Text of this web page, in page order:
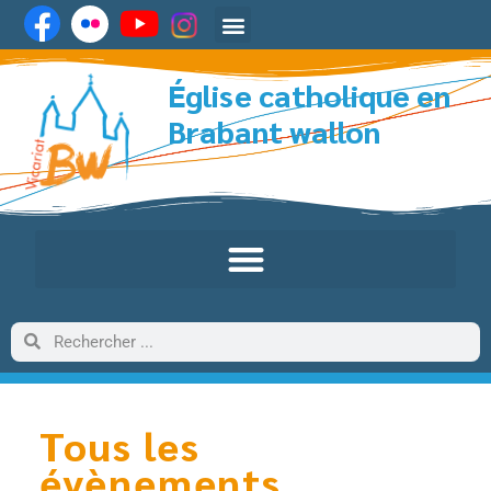
Église catholique en
Brabant wallon
Tous les
évènements